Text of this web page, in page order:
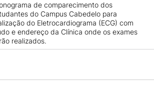
de comparecimento dos
do Campus Cabedelo para
do Eletrocardiograma (ECG) com
e endereço da Clínica onde os exames
realizados.